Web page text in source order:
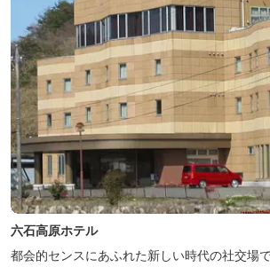
六石高原ホテル
都会的センスにあふれた新しい時代の社交場